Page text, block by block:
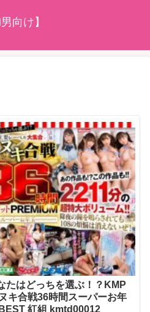
男向け】
たはどっちを選ぶ！？KMP
キ合戦36時間スーパーお年
玉ノーカットPREMIUM BEST 紅組 kmtd00012